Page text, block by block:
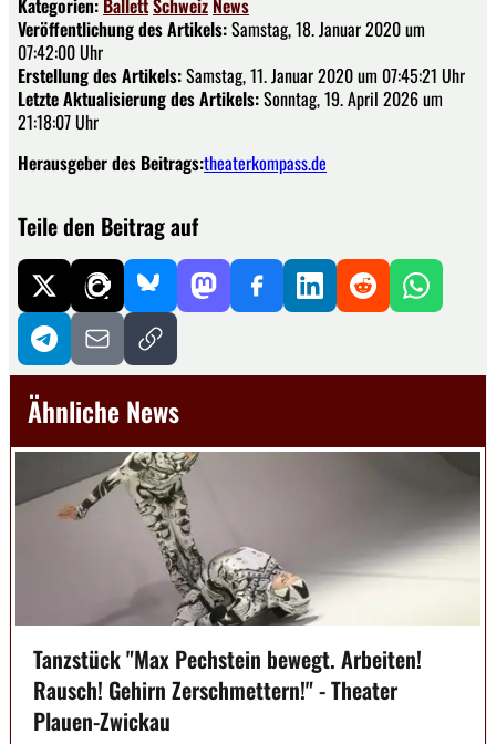
Veröffentlichung des Artikels:Samstag, 18. Januar 2020 um
07:42:00 Uhr
Erstellung des Artikels:Samstag, 11. Januar 2020 um 07:45:21 Uhr
Letzte Aktualisierung des Artikels:Sonntag, 19. April 2026 um
21:18:07 Uhr
Herausgeber des Beitrags:theaterkompass.de
Teile den Beitrag auf
Ähnliche News
Tanzstück "Max Pechstein bewegt. Arbeiten!
Rausch! Gehirn Zerschmettern!" - Theater
Plauen-Zwickau